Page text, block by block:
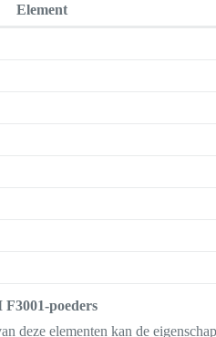
Element
poeders
deze elementen kan de